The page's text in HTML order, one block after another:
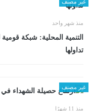
غير مصنف
منذ شهر واحد
التنمية المحلية: شبكة قومية
تداولها
غير مصنف
منذ 11 شهرًا